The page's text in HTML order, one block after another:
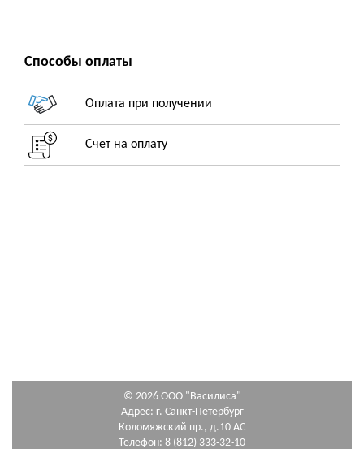
Способы оплаты
Оплата при получении
Счет на оплату
© 2026 ООО "Василиса"
Адрес: г. Санкт-Петербург
Коломяжский пр., д.10 АС
Телефон: 8 (812) 333-32-10